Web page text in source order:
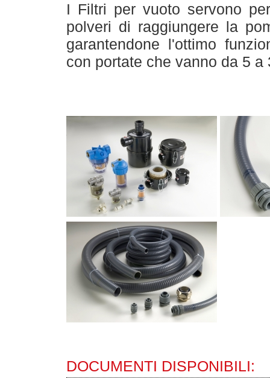
I Filtri per vuoto servono
polveri di raggiungere la
garantendone l'ottimo
con portate che vanno da 5 a
DOCUMENTI DISPONIBILI: